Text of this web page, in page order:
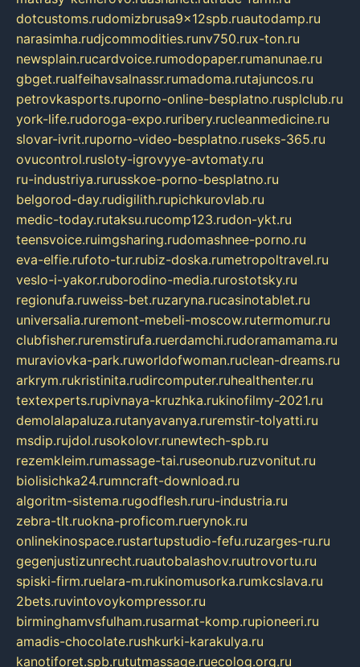
dotcustoms.rudomizbrusa9x12spb.ruautodamp.ru
narasimha.rudjcommodities.runv750.rux-ton.ru
newsplain.rucardvoice.rumodopaper.rumanunae.ru
gbget.rualfeihavsalnassr.rumadoma.rutajuncos.ru
petrovkasports.ruporno-online-besplatno.rusplclub.ru
york-life.rudoroga-expo.ruribery.rucleanmedicine.ru
slovar-ivrit.ruporno-video-besplatno.ruseks-365.ru
ovucontrol.rusloty-igrovyye-avtomaty.ru
ru-industriya.rurusskoe-porno-besplatno.ru
belgorod-day.rudigilith.rupichkurovlab.ru
medic-today.rutaksu.rucomp123.rudon-ykt.ru
teensvoice.ruimgsharing.rudomashnee-porno.ru
eva-elfie.rufoto-tur.rubiz-doska.rumetropoltravel.ru
veslo-i-yakor.ruborodino-media.rurostotsky.ru
regionufa.ruweiss-bet.ruzaryna.rucasinotablet.ru
universalia.ruremont-mebeli-moscow.rutermomur.ru
clubfisher.ruremstirufa.ruerdamchi.rudoramamama.ru
muraviovka-park.ruworldofwoman.ruclean-dreams.ru
arkrym.rukristinita.rudircomputer.ruhealthenter.ru
textexperts.rupivnaya-kruzhka.rukinofilmy-2021.ru
demolalapaluza.rutanyavanya.ruremstir-tolyatti.ru
msdip.rujdol.rusokolovr.runewtech-spb.ru
rezemkleim.rumassage-tai.ruseonub.ruzvonitut.ru
biolisichka24.rumncraft-download.ru
algoritm-sistema.rugodflesh.ruru-industria.ru
zebra-tlt.ruokna-proficom.ruerynok.ru
onlinekinospace.rustartupstudio-fefu.ruzarges-ru.ru
gegenjustizunrecht.ruautobalashov.ruutrovortu.ru
spiski-firm.ruelara-m.rukinomusorka.rumkcslava.ru
2bets.ruvintovoykompressor.ru
birminghamvsfulham.rusarmat-komp.rupioneeri.ru
amadis-chocolate.rushkurki-karakulya.ru
kanotiforet.spb.rututmassage.ruecolog.org.ru